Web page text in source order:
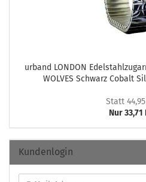
ur­band LON­DON
WOL­VES Schwarz Co­balt
Statt 44,95
Nur 33,71
Kundenlogin